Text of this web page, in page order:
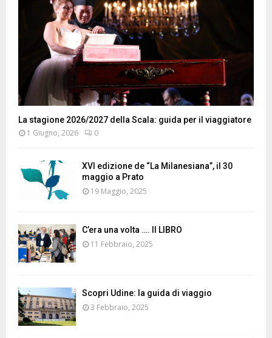
La stagione 2026/2027 della Scala: guida per il viaggiatore
1 Giugno, 2026 0
XVI edizione de “La Milanesiana”, il 30
maggio a Prato
19 Maggio, 2025
C’era una volta …. Il LIBRO
11 Febbraio, 2025
Scopri Udine: la guida di viaggio
3 Febbraio, 2025